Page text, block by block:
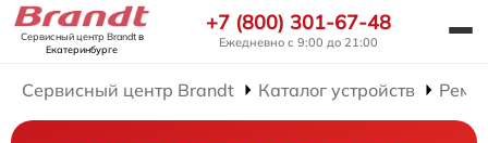
Сервисный центр Brandtв
Екатеринбурге
+7 (800) 301-67-48
Ежедневно с 9:00 до 21:00
Сервисный центр Brandt Каталог устройств